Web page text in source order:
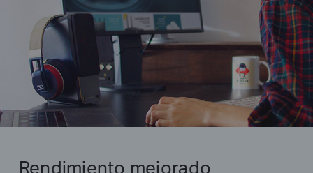
Rendimiento mejorado